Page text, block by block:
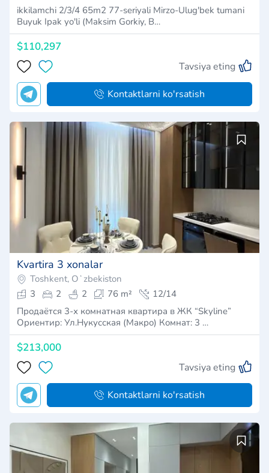
ikkilamchi 2/3/4 65m2 77-seriyali Mirzo-Ulug'bek tumani
Buyuk Ipak yo'li (Maksim Gorkiy, B…
$110,297
Tavsiya eting
Kontaktlarni ko'rsatish
Kvartira 3 xonalar
Toshkent, Oʻzbekiston
3
2 2 76 m²
12/14
Продаётся 3-х комнатная квартира в ЖК “Skyline”
Ориентир: Ул.Нукусская (Макро) Комнат: 3 …
$213,000
Tavsiya eting
Kontaktlarni ko'rsatish